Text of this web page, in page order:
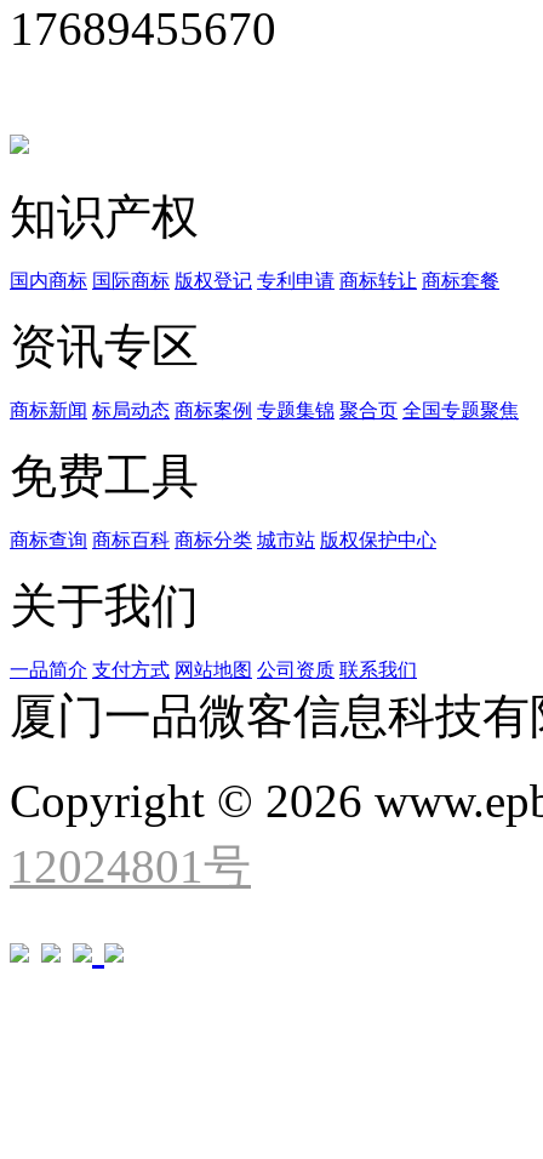
17689455670
知识产权
国内商标 国际商标 版权登记 专利申请 商标转让 商标套餐
资讯专区
商标新闻 标局动态 商标案例 专题集锦 聚合页 全国专题聚焦
免费工具
商标查询 商标百科 商标分类 城市站 版权保护中心
关于我们
一品简介 支付方式 网站地图 公司资质 联系我们
厦门一品微客信息科技
Copyright © 2026
12024801号